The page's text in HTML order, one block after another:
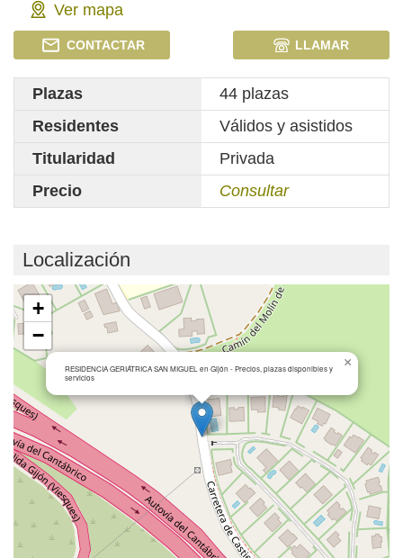
Ver mapa
CONTACTAR LLAMAR
Plazas
44 plazas
Residentes
Válidos y asistidos
Titularidad
Privada
Precio
Consultar
Localización
Cargando mapa...
RESIDENCIA GERIÁTRICA SAN MIGUEL en Gijón - Precios, plazas disponibles y
servicios
×
+
−